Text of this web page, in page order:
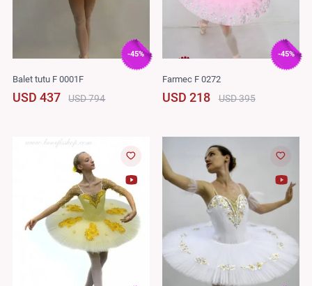
-45%
Balet tutu F 0001F
USD 437 USD 794
-45%
Farmec F 0272
USD 218 USD 395